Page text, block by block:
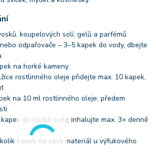
koupelových solí, gelů a parfémů
odpařovače – 3–5 kapek do vody, dbejte
na horké kameny
rostlinného oleje přidejte max. 10 kapek,
na 10 ml rostlinného oleje, předem
do horké vody, inhalujte max. 3× denně
kapek na savý materiál u výfukového